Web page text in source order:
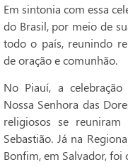
Em sintonia com essa
do Brasil, por meio de
todo o país, reunindo
de oração e comunhão.
No Piauí, a
Nossa Senhora das
religiosos se
Sebastião. Já na
Bonfim, em Salvador, foi